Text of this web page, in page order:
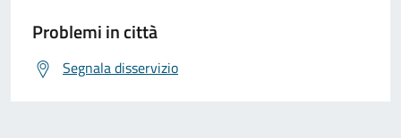
Problemi in città
Segnala disservizio